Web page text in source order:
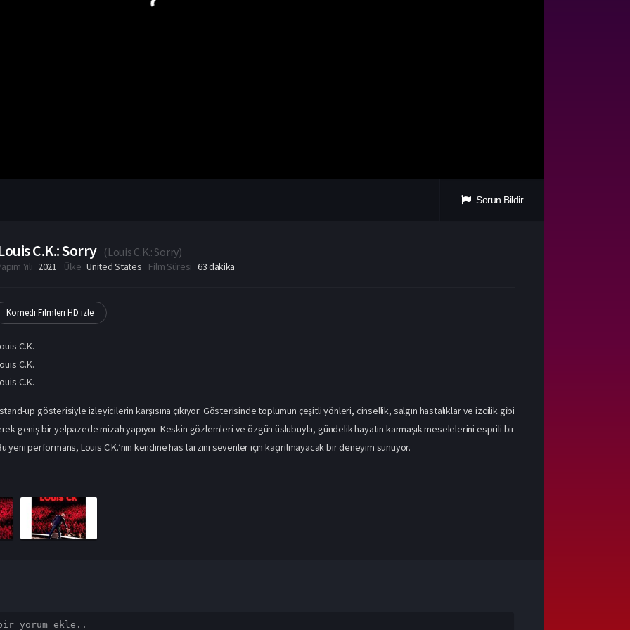
Sorun Bildir
C.K.: Sorry (Louis C.K.: Sorry)
Yılı 2021 Ülke United States Film Süresi 63 dakika
Komedi Filmleri HD izle
C.K.
C.K.
C.K.
up gösterisiyle izleyicilerin karşısına çıkıyor. Gösterisinde toplumun çeşitli yönleri, cinsellik, salgın hastalıklar ve izcilik gibi
geniş bir yelpazede mizah yapıyor. Keskin gözlemleri ve özgün üslubuyla, gündelik hayatın karmaşık meselelerini esprili bir
yeni performans, Louis C.K.’nin kendine has tarzını sevenler için kaçırılmayacak bir deneyim sunuyor.